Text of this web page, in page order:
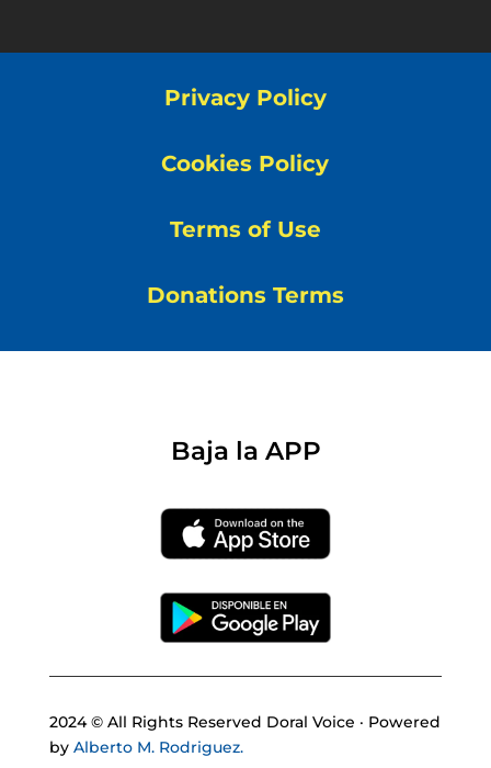
Privacy Policy
Cookies Policy
Terms of Use
Donations Terms
Baja la APP
2024 © All Rights Reserved Doral Voice · Powered
by Alberto M. Rodriguez.